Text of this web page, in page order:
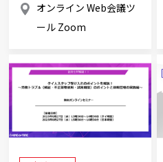
オンライン Web会議ツ
ール Zoom